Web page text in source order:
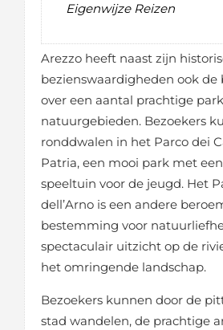
Eigenwijze Reizen
Arezzo heeft naast zijn
bezienswaardigheden ook de
over een aantal prachtige
natuurgebieden. Bezoekers
ronddwalen in het Parco dei
Patria, een mooi park met
speeltuin voor de jeugd. Het
dell’Arno is een andere
bestemming voor
spectaculair uitzicht op de
het omringende landschap.
Bezoekers kunnen door de
stad wandelen, de prachtige